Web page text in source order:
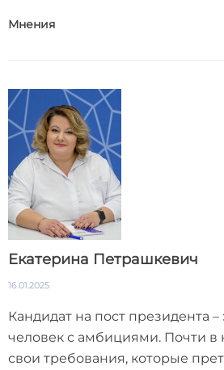
Мнения
Екатерина Петрашкевич
16.01.2025
Кандидат на пост президента –
человек с амбициями. Почти в
свои требования, которые